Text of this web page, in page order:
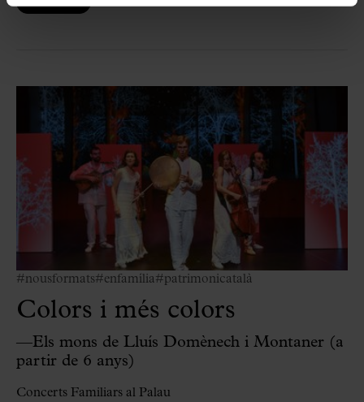
#nousformats#enfamília#patrimonicatalà
Colors i més colors
—Els mons de Lluís Domènech i Montaner (a
partir de 6 anys)
Concerts Familiars al Palau